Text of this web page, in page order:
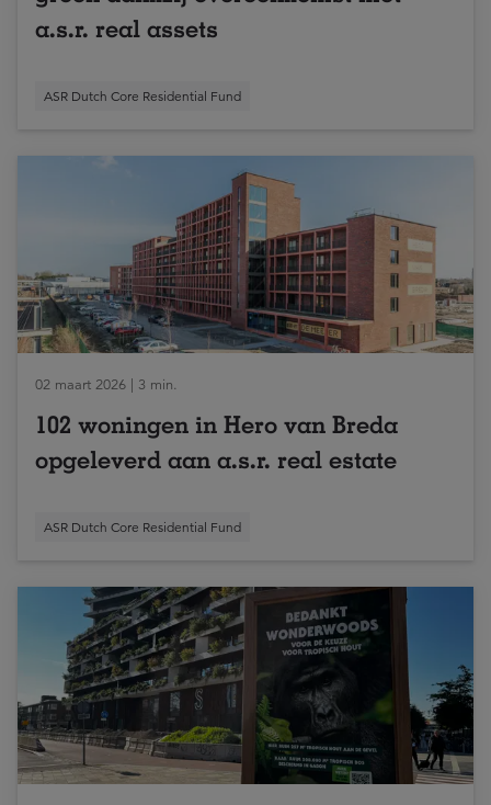
a.s.r. real assets
ASR Dutch Core Residential Fund
02 maart 2026 | 3 min.
102 woningen in Hero van Breda
opgeleverd aan a.s.r. real estate
ASR Dutch Core Residential Fund